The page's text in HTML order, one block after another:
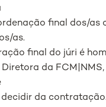
final dos/as
as.
final do júri é
Diretora da
da